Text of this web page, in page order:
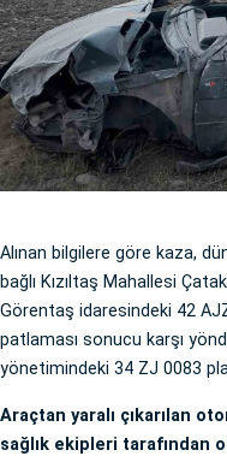
Alınan bilgilere göre kaza,
bağlı Kızıltaş Mahallesi
Görentaş idaresindeki 42
patlaması sonucu karşı
yönetimindeki 34 ZJ 0083
Araçtan yaralı çıkarılan
sağlık ekipleri tarafından